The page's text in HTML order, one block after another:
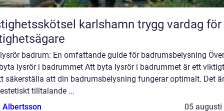
karlshamn trygg vardag för
badrum: En omfattande guide för badrumsbelysning
lysrör i badrummet Att byta lysrör i badrummet är ett
säkerställa att din badrumsbelysning fungerar optimalt. Det
tilltalande ...
Albertsson
05 augusti